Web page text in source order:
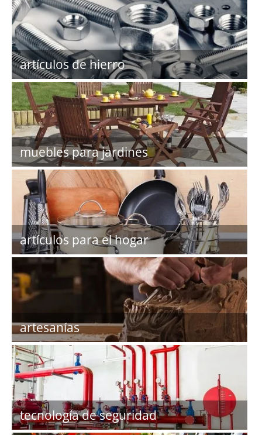
artículos de hierro
muebles para jardines
artículos para el hogar
artesanías
tecnología de seguridad